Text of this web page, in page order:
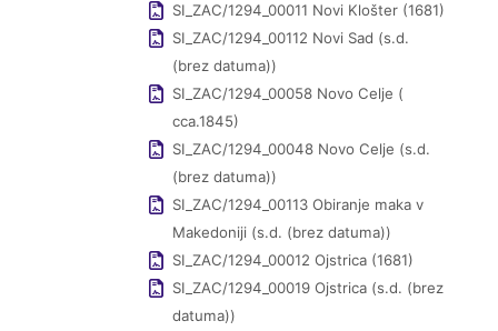
SI_ZAC/1294_00011 Novi Klošter (1681)
SI_ZAC/1294_00112 Novi Sad (s.d.
(brez datuma))
SI_ZAC/1294_00058 Novo Celje (
cca.1845)
SI_ZAC/1294_00048 Novo Celje (s.d.
(brez datuma))
SI_ZAC/1294_00113 Obiranje maka v
Makedoniji (s.d. (brez datuma))
SI_ZAC/1294_00012 Ojstrica (1681)
SI_ZAC/1294_00019 Ojstrica (s.d. (brez
datuma))